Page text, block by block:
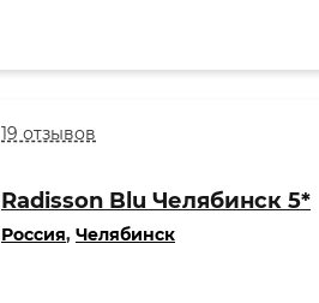
19 отзывов
Radisson Blu Челябинск 5*
Россия, Челябинск